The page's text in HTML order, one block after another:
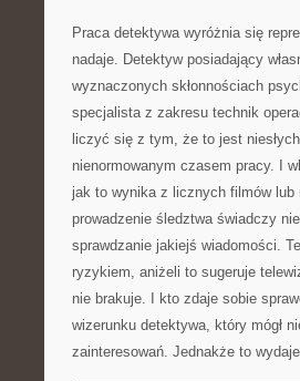
Praca detektywa wyróżnia się
nadaje. Detektyw posiadający
wyznaczonych skłonnościach
specjalista z zakresu technik
liczyć się z tym, że to jest
nienormowanym czasem pracy. I
jak to wynika z licznych filmów
prowadzenie śledztwa świadczy
sprawdzanie jakiejś wiadomości.
ryzykiem, aniżeli to sugeruje
nie brakuje. I kto zdaje sobie
wizerunku detektywa, który mógł
zainteresowań. Jednakże to